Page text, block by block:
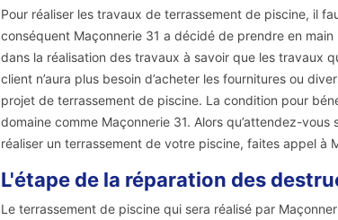
Pour réaliser les travaux de terrassement de piscine, il
conséquent Maçonnerie 31 a décidé de prendre en
dans la réalisation des travaux à savoir que les travaux
client n’aura plus besoin d’acheter les fournitures ou
projet de terrassement de piscine. La condition pour
domaine comme Maçonnerie 31. Alors qu’attendez-
réaliser un terrassement de votre piscine, faites appel à
L'étape de la réparation des
Le terrassement de piscine qui sera réalisé par